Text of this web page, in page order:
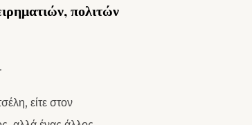
πολιτών
είτε στον